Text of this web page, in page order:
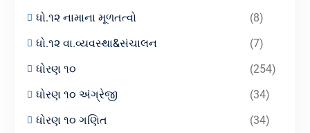
ધો.૧૨ નામાના મૂળતત્વો
(8)
ધો.૧૨ વા.વ્યવસ્થા&સંચાલન
(7)
ધોરણ ૧૦
(254)
ધોરણ ૧૦ અંગ્રેજી
(34)
ધોરણ ૧૦ ગણિત
(34)